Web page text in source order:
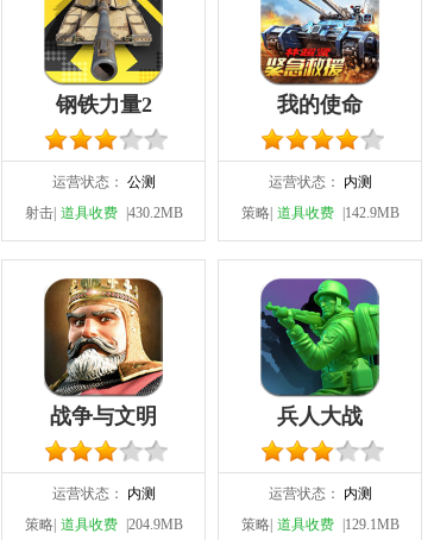
钢铁力量2
运营状态： 公测
射击| 道具收费 |430.2MB
我的使命
运营状态：
内测
策略| 道具收费 |142.9MB
战争与文明
运营状态：
内测
策略| 道具收费 |204.9MB
兵人大战
运营状态：
内测
策略| 道具收费 |129.1MB